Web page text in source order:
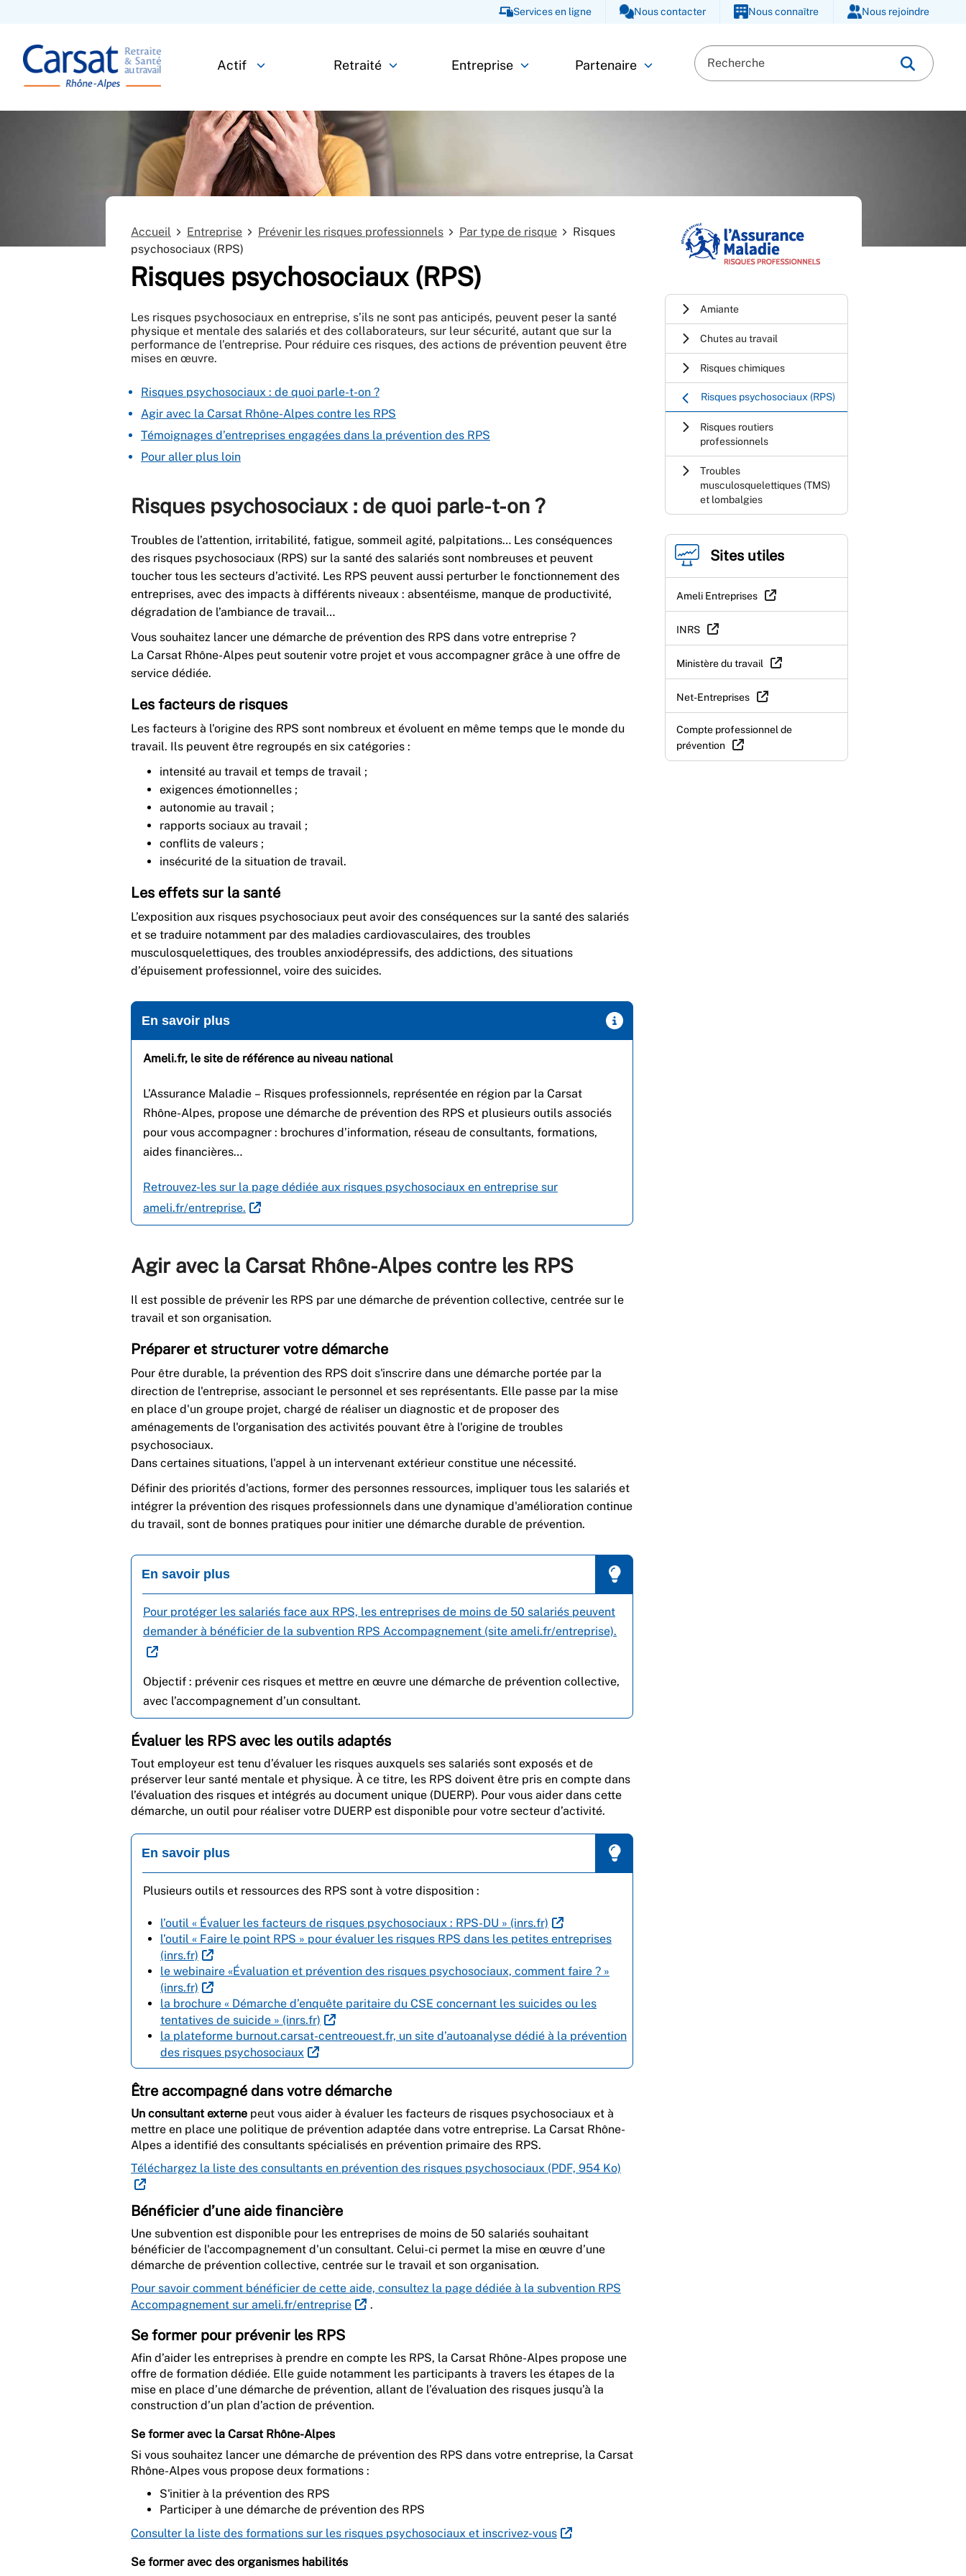
Services en ligne Nous contacter Nous connaître Nous rejoindre
Actif Retraité Entreprise Partenaire
Accueil Entreprise Prévenir les risques professionnels Par type de risque
Risques
psychosociaux (RPS)
Risques psychosociaux (RPS)
Les risques psychosociaux en entreprise, s’ils ne sont pas anticipés, peuvent peser la santé
physique et mentale des salariés et des collaborateurs, sur leur sécurité, autant que sur la
performance de l’entreprise. Pour réduire ces risques, des actions de prévention peuvent être
mises en œuvre.
Risques psychosociaux : de quoi parle-t-on ?
Agir avec la Carsat Rhône-Alpes contre les RPS
Témoignages d’entreprises engagées dans la prévention des RPS
Pour aller plus loin
Risques psychosociaux : de quoi parle-t-on ?
Troubles de l’attention, irritabilité, fatigue, sommeil agité, palpitations… Les conséquences
des risques psychosociaux (RPS) sur la santé des salariés sont nombreuses et peuvent
toucher tous les secteurs d’activité. Les RPS peuvent aussi perturber le fonctionnement des
entreprises, avec des impacts à différents niveaux : absentéisme, manque de productivité,
dégradation de l’ambiance de travail…
Vous souhaitez lancer une démarche de prévention des RPS dans votre entreprise ?
La Carsat Rhône-Alpes peut soutenir votre projet et vous accompagner grâce à une offre de
service dédiée.
Les facteurs de risques
Les facteurs à l'origine des RPS sont nombreux et évoluent en même temps que le monde du
travail. Ils peuvent être regroupés en six catégories :
intensité au travail et temps de travail ;
exigences émotionnelles ;
autonomie au travail ;
rapports sociaux au travail ;
conflits de valeurs ;
insécurité de la situation de travail.
Les effets sur la santé
L’exposition aux risques psychosociaux peut avoir des conséquences sur la santé des salariés
et se traduire notamment par des maladies cardiovasculaires, des troubles
musculosquelettiques, des troubles anxiodépressifs, des addictions, des situations
d’épuisement professionnel, voire des suicides.
En savoir plus
Ameli.fr, le site de référence au niveau national
L’Assurance Maladie – Risques professionnels, représentée en région par la Carsat
Rhône-Alpes, propose une démarche de prévention des RPS et plusieurs outils associés
pour vous accompagner : brochures d’information, réseau de consultants, formations,
aides financières…
Retrouvez-les sur la page dédiée aux risques psychosociaux en entreprise sur
ameli.fr/entreprise.
Agir avec la Carsat Rhône-Alpes contre les RPS
Il est possible de prévenir les RPS par une démarche de prévention collective, centrée sur le
travail et son organisation.
Préparer et structurer votre démarche
Pour être durable, la prévention des RPS doit s'inscrire dans une démarche portée par la
direction de l'entreprise, associant le personnel et ses représentants. Elle passe par la mise
en place d'un groupe projet, chargé de réaliser un diagnostic et de proposer des
aménagements de l'organisation des activités pouvant être à l'origine de troubles
psychosociaux.
Dans certaines situations, l'appel à un intervenant extérieur constitue une nécessité.
Définir des priorités d'actions, former des personnes ressources, impliquer tous les salariés et
intégrer la prévention des risques professionnels dans une dynamique d'amélioration continue
du travail, sont de bonnes pratiques pour initier une démarche durable de prévention.
En savoir plus
Pour protéger les salariés face aux RPS, les entreprises de moins de 50 salariés peuvent
demander à bénéficier de la subvention RPS Accompagnement (site ameli.fr/entreprise).
Objectif : prévenir ces risques et mettre en œuvre une démarche de prévention collective,
avec l’accompagnement d’un consultant.
Évaluer les RPS avec les outils adaptés
Tout employeur est tenu d’évaluer les risques auxquels ses salariés sont exposés et de
préserver leur santé mentale et physique. À ce titre, les RPS doivent être pris en compte dans
l’évaluation des risques et intégrés au document unique (DUERP). Pour vous aider dans cette
démarche, un outil pour réaliser votre DUERP est disponible pour votre secteur d’activité.
En savoir plus
Plusieurs outils et ressources des RPS sont à votre disposition :
l’outil « Évaluer les facteurs de risques psychosociaux : RPS-DU » (inrs.fr)
l’outil « Faire le point RPS » pour évaluer les risques RPS dans les petites entreprises
(inrs.fr)
le webinaire «Évaluation et prévention des risques psychosociaux, comment faire ? »
(inrs.fr)
la brochure « Démarche d’enquête paritaire du CSE concernant les suicides ou les
tentatives de suicide » (inrs.fr)
la plateforme burnout.carsat-centreouest.fr, un site d’autoanalyse dédié à la prévention
des risques psychosociaux
Être accompagné dans votre démarche
Un consultant externe peut vous aider à évaluer les facteurs de risques psychosociaux et à
mettre en place une politique de prévention adaptée dans votre entreprise. La Carsat Rhône-
Alpes a identifié des consultants spécialisés en prévention primaire des RPS.
Téléchargez la liste des consultants en prévention des risques psychosociaux (PDF, 954 Ko)
Bénéficier d’une aide financière
Une subvention est disponible pour les entreprises de moins de 50 salariés souhaitant
bénéficier de l'accompagnement d'un consultant. Celui-ci permet la mise en œuvre d’une
démarche de prévention collective, centrée sur le travail et son organisation.
Pour savoir comment bénéficier de cette aide, consultez la page dédiée à la subvention RPS
Accompagnement sur ameli.fr/entreprise
.
Se former pour prévenir les RPS
Afin d’aider les entreprises à prendre en compte les RPS, la Carsat Rhône-Alpes propose une
offre de formation dédiée. Elle guide notamment les participants à travers les étapes de la
mise en place d’une démarche de prévention, allant de l’évaluation des risques jusqu’à la
construction d’un plan d’action de prévention.
Se former avec la Carsat Rhône-Alpes
Si vous souhaitez lancer une démarche de prévention des RPS dans votre entreprise, la Carsat
Rhône-Alpes vous propose deux formations :
S'initier à la prévention des RPS
Participer à une démarche de prévention des RPS
Consulter la liste des formations sur les risques psychosociaux et inscrivez-vous
Se former avec des organismes habilités
Amiante
Chutes au travail
Risques chimiques
Risques psychosociaux (RPS)
Risques routiers
professionnels
Troubles
musculosquelettiques (TMS)
et lombalgies
Sites utiles
Ameli Entreprises
INRS
Ministère du travail
Net-Entreprises
Compte professionnel de
prévention